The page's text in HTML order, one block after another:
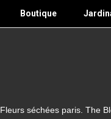
Boutique
Fleurs séchées paris. The